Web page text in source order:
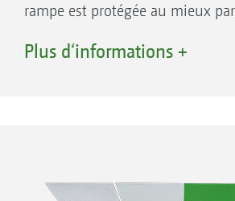
rampe est protégée au mieux
en position repliée.
Plus d‘informations +